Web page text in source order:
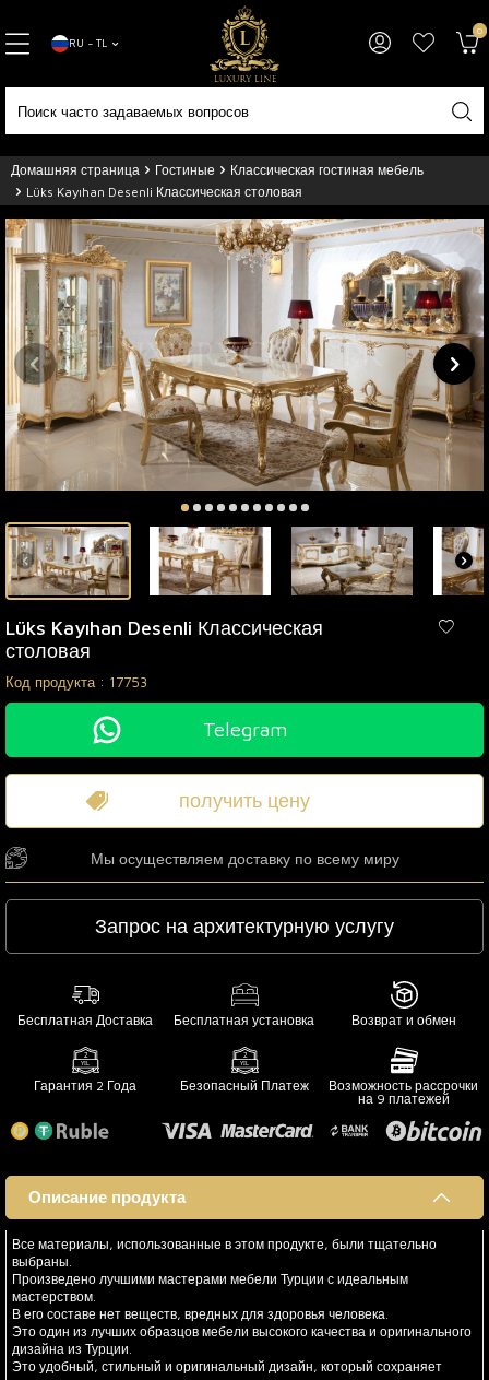
RU − TL
0
Домашняя страница Гостиные
Классическая гостиная мебель
Lüks Kayıhan Desenli Классическая столовая
Lüks Kayıhan Desenli Классическая
столовая
Код продукта : 17753
Telegram
получить цену
Мы осуществляем доставку по всему миру
Запрос на архитектурную услугу
Бесплатная Доставка Бесплатная установка Возврат и обмен
Гарантия 2 Года Безопасный Платеж
Возможность рассрочки
на 9 платежей
Описание продукта
Все материалы, использованные в этом продукте, были тщательно
выбраны.
Произведено лучшими мастерами мебели Турции с идеальным
мастерством.
В его составе нет веществ, вредных для здоровья человека.
Это один из лучших образцов мебели высокого качества и оригинального
дизайна из Турции.
Это удобный, стильный и оригинальный дизайн, который сохраняет